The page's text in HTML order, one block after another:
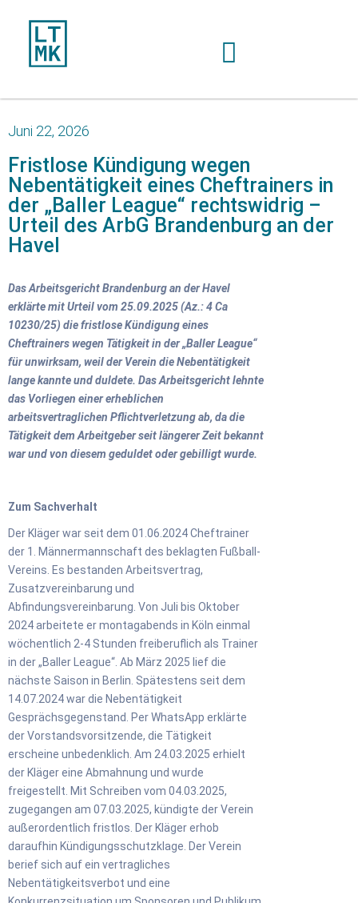
Juni 22, 2026
Fristlose Kündigung wegen
Nebentätigkeit eines Cheftrainers in
der „Baller League“ rechtswidrig –
Urteil des ArbG Brandenburg an der
Havel
Das Arbeitsgericht Brandenburg an der Havel
erklärte mit Urteil vom 25.09.2025 (Az.: 4 Ca
10230/25) die fristlose Kündigung eines
Cheftrainers wegen Tätigkeit in der „Baller League“
für unwirksam, weil der Verein die Nebentätigkeit
lange kannte und duldete. Das Arbeitsgericht lehnte
das Vorliegen einer erheblichen
arbeitsvertraglichen Pflichtverletzung ab, da die
Tätigkeit dem Arbeitgeber seit längerer Zeit bekannt
war und von diesem geduldet oder gebilligt wurde.
Zum Sachverhalt
Der Kläger war seit dem 01.06.2024 Cheftrainer
der 1. Männermannschaft des beklagten Fußball-
Vereins. Es bestanden Arbeitsvertrag,
Zusatzvereinbarung und
Abfindungsvereinbarung. Von Juli bis Oktober
2024 arbeitete er montagabends in Köln einmal
wöchentlich 2-4 Stunden freiberuflich als Trainer
in der „Baller League“. Ab März 2025 lief die
nächste Saison in Berlin. Spätestens seit dem
14.07.2024 war die Nebentätigkeit
Gesprächsgegenstand. Per WhatsApp erklärte
der Vorstandsvorsitzende, die Tätigkeit
erscheine unbedenklich. Am 24.03.2025 erhielt
der Kläger eine Abmahnung und wurde
freigestellt. Mit Schreiben vom 04.03.2025,
zugegangen am 07.03.2025, kündigte der Verein
außerordentlich fristlos. Der Kläger erhob
daraufhin Kündigungsschutzklage. Der Verein
berief sich auf ein vertragliches
Nebentätigkeitsverbot und eine